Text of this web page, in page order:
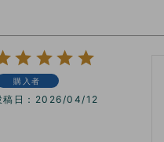
購入者
稿日 2026/04/12